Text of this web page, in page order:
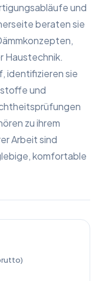
und
beraten sie
Haustechnik.
identifizieren sie
und
zu ihrem
Arbeit sind
komfortable